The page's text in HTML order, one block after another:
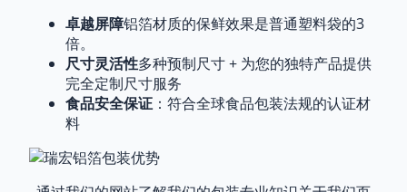
卓越屏障铝箔材质的保鲜效果是普通塑料袋的3
倍。
尺寸灵活性多种预制尺寸 + 为您的独特产品提供
完全定制尺寸服务
食品安全保证：符合全球食品包装法规的认证材
料